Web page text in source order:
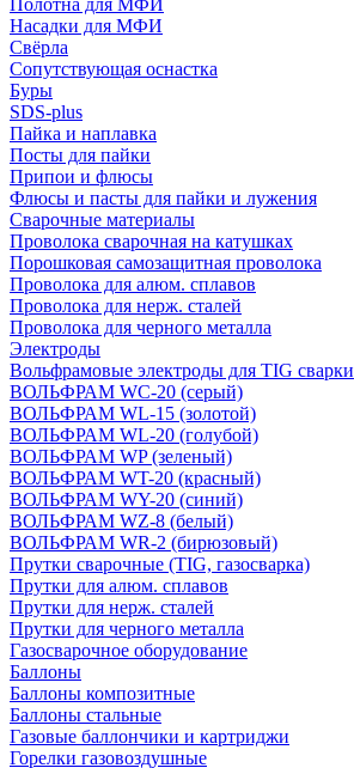
Полотна для МФИ
Насадки для МФИ
Свёрла
Сопутствующая оснастка
Буры
SDS-plus
Пайка и наплавка
Посты для пайки
Припои и флюсы
Флюсы и пасты для пайки и лужения
Сварочные материалы
Проволока сварочная на катушках
Порошковая самозащитная проволока
Проволока для алюм. сплавов
Проволока для нерж. сталей
Проволока для черного металла
Электроды
Вольфрамовые электроды для TIG сварки
ВОЛЬФРАМ WC-20 (серый)
ВОЛЬФРАМ WL-15 (золотой)
ВОЛЬФРАМ WL-20 (голубой)
ВОЛЬФРАМ WP (зеленый)
ВОЛЬФРАМ WT-20 (красный)
ВОЛЬФРАМ WY-20 (синий)
ВОЛЬФРАМ WZ-8 (белый)
ВОЛЬФРАМ WR-2 (бирюзовый)
Прутки сварочные (TIG, газосварка)
Прутки для алюм. сплавов
Прутки для нерж. сталей
Прутки для черного металла
Газосварочное оборудование
Баллоны
Баллоны композитные
Баллоны стальные
Газовые баллончики и картриджи
Горелки газовоздушные